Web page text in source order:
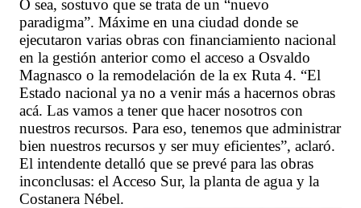
O sea, sostuvo que se trata de un “nuevo
paradigma”. Máxime en una ciudad donde se
ejecutaron varias obras con financiamiento nacional
en la gestión anterior como el acceso a Osvaldo
Magnasco o la remodelación de la ex Ruta 4. “El
Estado nacional ya no a venir más a hacernos obras
acá. Las vamos a tener que hacer nosotros con
nuestros recursos. Para eso, tenemos que administrar
bien nuestros recursos y ser muy eficientes”, aclaró.
El intendente detalló que se prevé para las obras
inconclusas: el Acceso Sur, la planta de agua y la
Costanera Nébel.